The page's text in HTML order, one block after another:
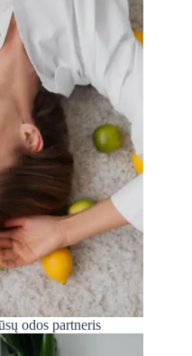
odos partneris